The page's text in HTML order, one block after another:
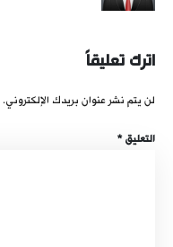
اترك تعليقاً
لن يتم نشر عنوان بريدك الإلكتروني.
التعليق*